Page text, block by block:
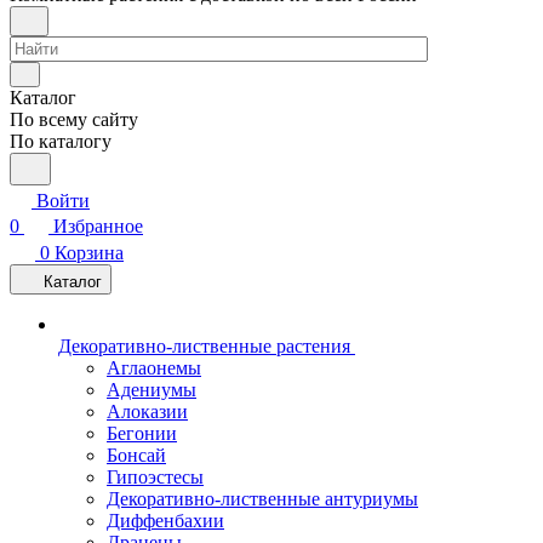
Каталог
По всему сайту
По каталогу
Войти
0
Избранное
0 Корзина
Каталог
Декоративно-лиственные растения
Аглаонемы
Адениумы
Алоказии
Бегонии
Бонсай
Гипоэстесы
Декоративно-лиственные антуриумы
Диффенбахии